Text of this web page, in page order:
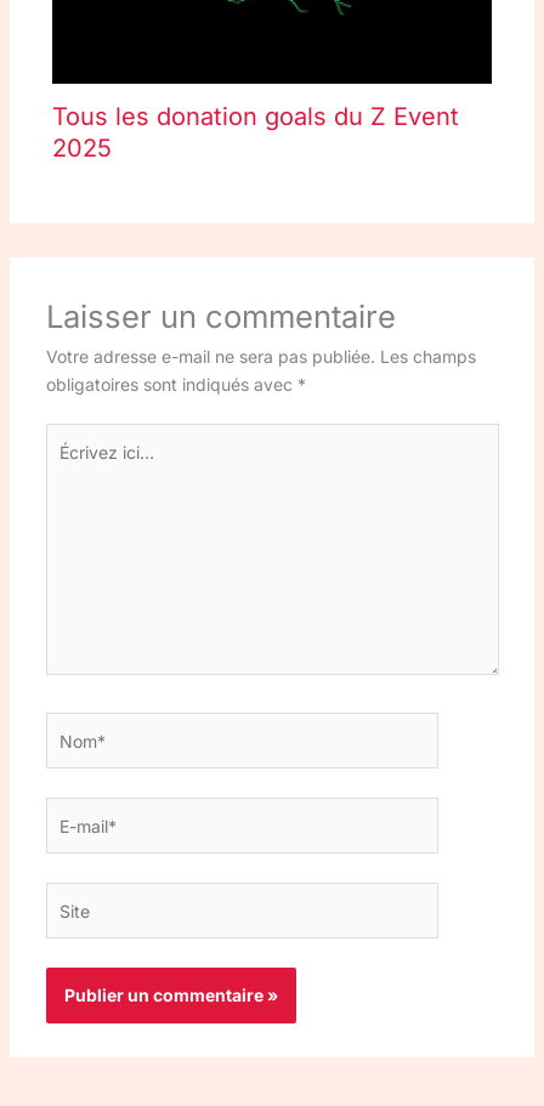
Tous les donation goals du Z Event
2025
Laisser un commentaire
Votre adresse e-mail ne sera pas publiée. Les champs
obligatoires sont indiqués avec *
ici…
mail*